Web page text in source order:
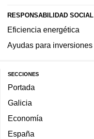
RESPONSABILIDAD SOCIAL
Eficiencia energética
Ayudas para inversiones
SECCIONES
Portada
Galicia
Economía
España